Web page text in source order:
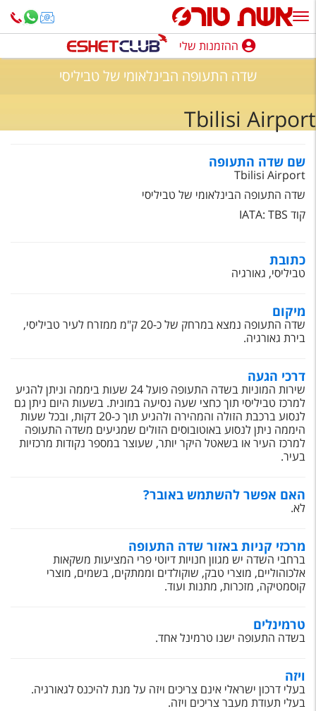
ההזמנות שלי
חופשה לפי סגנון
טיולים מאורגנים
סגנונות טיול
הרגע האחרון
טיסות לחו"ל
Русский
קרוז
מגזין אשת
טופס צור קשר
נגישות
עקבו אחרינו
ההזמנות שלי
שדה התעופה הבינלאומי של טביליסי
Tbilisi Airport
שם שדה התעופה
Tbilisi Airport
שדה התעופה הבינלאומי של טביליסי
קוד IATA: TBS
כתובת
טביליסי, גאורגיה
מיקום
שדה התעופה נמצא במרחק של כ-20 ק"מ ממזרח לעיר טביליסי,
בירת גאורגיה.
דרכי הגעה
שירות המוניות בשדה התעופה פועל 24 שעות ביממה וניתן להגיע
למרכז טביליסי תוך כחצי שעה נסיעה במונית. בשעות היום ניתן גם
לנסוע ברכבת הזולה והמהירה ולהגיע תוך כ-20 דקות, ובכל שעות
היממה ניתן לנסוע באוטובוסים הזולים שמגיעים משדה התעופה
למרכז העיר או בשאטל היקר יותר, שעוצר במספר נקודות מרכזיות
בעיר.
האם אפשר להשתמש באובר?
לא.
מרכזי קניות באזור שדה התעופה
ברחבי השדה יש מגוון חנויות דיוטי פרי המציעות משקאות
אלכוהוליים, מוצרי טבק, שוקולדים וממתקים, בשמים, מוצרי
קוסמטיקה, מזכרות, מתנות ועוד.
טרמינלים
בשדה התעופה ישנו טרמינל אחד.
ויזה
בעלי דרכון ישראלי אינם צריכים ויזה על מנת להיכנס לגאורגיה.
בעלי תעודת מעבר צריכים ויזה.